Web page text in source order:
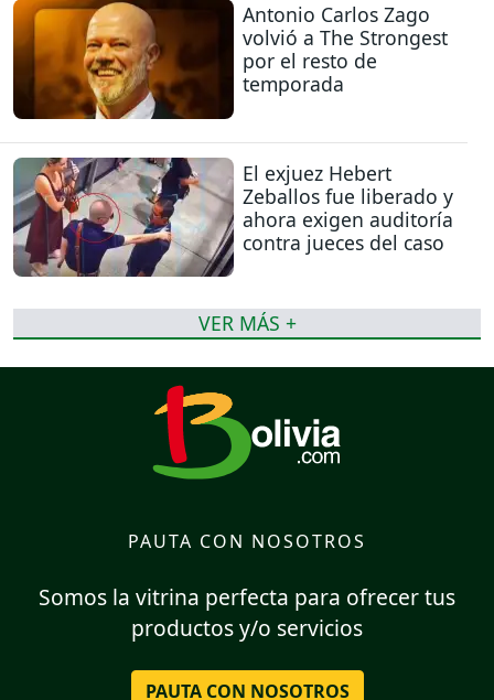
Antonio Carlos Zago
volvió a The Strongest
por el resto de
temporada
El exjuez Hebert
Zeballos fue liberado y
ahora exigen auditoría
contra jueces del caso
VER MÁS +
PAUTA CON NOSOTROS
Somos la vitrina perfecta para ofrecer tus
productos y/o servicios
PAUTA CON NOSOTROS